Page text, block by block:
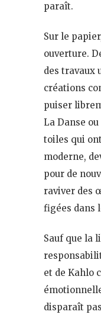
paraît.
Sur le
ouverture.
des travaux
créations
puiser
La Danse
toiles qui
moderne,
pour de
raviver des
figées dans
Sauf que la
et de Kahlo
disparaît